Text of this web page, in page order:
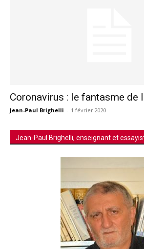
Coronavirus : le fantasme de
Jean-Paul Brighelli - 1 février 2020
Jean-Paul Brighelli, enseignant et